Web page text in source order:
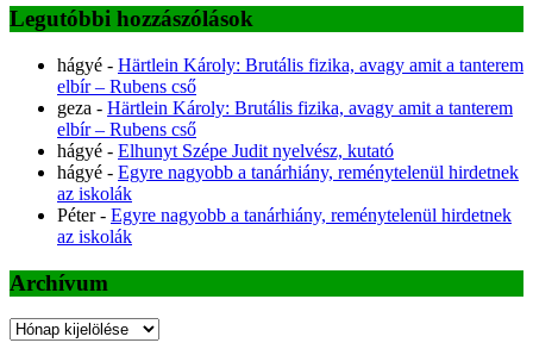
Legutóbbi hozzászólások
hágyé - Härtlein Károly: Brutális fizika, avagy amit a tanterem
elbír – Rubens cső
geza - Härtlein Károly: Brutális fizika, avagy amit a tanterem
elbír – Rubens cső
hágyé - Elhunyt Szépe Judit nyelvész, kutató
hágyé - Egyre nagyobb a tanárhiány, reménytelenül hirdetnek
az iskolák
Péter- Egyre nagyobb a tanárhiány, reménytelenül hirdetnek
az iskolák
Archívum
Archívum